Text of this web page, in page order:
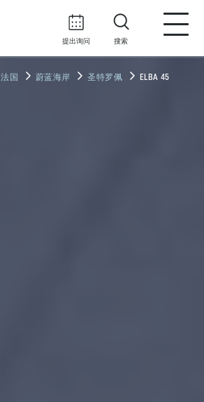
提出询问 搜索
法国 蔚蓝海岸 圣特罗佩 ELBA 45